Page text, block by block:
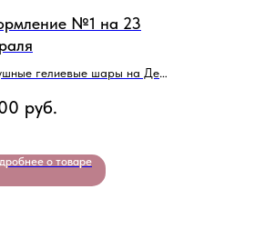
№1 на 23
гелиевые шары на День
руб.
о товаре